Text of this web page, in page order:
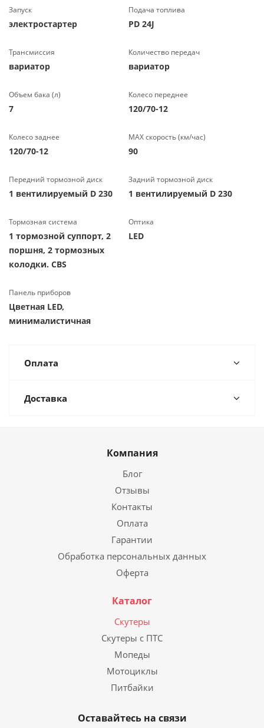
Запуск
электростартер
Подача топлива
PD 24J
Трансмиссия
вариатор
Количество передач
вариатор
Объем бака (л)
7
Колесо переднее
120/70-12
Колесо заднее
120/70-12
МАХ скорость (км/час)
90
Передний тормозной диск
1 вентилируемый D 230
Задний тормозной диск
1 вентилируемый D 230
Тормозная система
1 тормозной суппорт, 2
поршня, 2 тормозных
колодки. CBS
Оптика
LED
Панель приборов
Цветная LED,
минималистичная
Оплата
Доставка
Компания
Блог
Отзывы
Контакты
Оплата
Гарантии
Обработка персональных данных
Оферта
Каталог
Скутеры
Скутеры с ПТС
Мопеды
Мотоциклы
Питбайки
Оставайтесь на связи